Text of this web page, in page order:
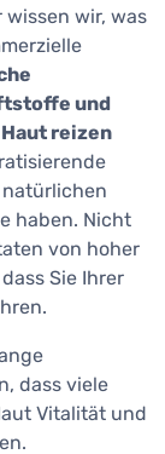
wir, was
und
reizen
natürlichen
haben. Nicht
von hoher
Sie Ihrer
dass viele
Vitalität und